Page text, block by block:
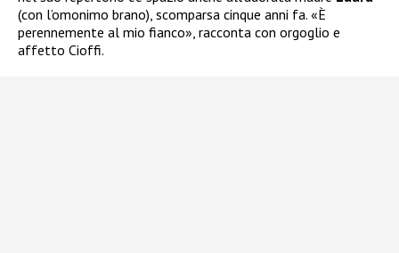
(con l’omonimo brano), scomparsa cinque anni fa. «È
perennemente al mio fianco», racconta con orgoglio e
affetto Cioffi.